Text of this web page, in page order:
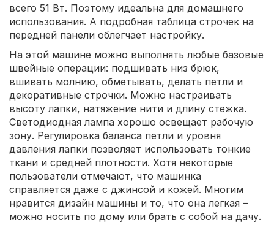
всего 51 Вт. Поэтому идеальна для домашнего
использования. А подробная таблица строчек на
передней панели облегчает настройку.
На этой машине можно выполнять любые базовые
швейные операции: подшивать низ брюк,
вшивать молнию, обметывать, делать петли и
декоративные строчки. Можно настраивать
высоту лапки, натяжение нити и длину стежка.
Светодиодная лампа хорошо освещает рабочую
зону. Регулировка баланса петли и уровня
давления лапки позволяет использовать тонкие
ткани и средней плотности. Хотя некоторые
пользователи отмечают, что машинка
справляется даже с джинсой и кожей. Многим
нравится дизайн машины и то, что она легкая –
можно носить по дому или брать с собой на дачу.